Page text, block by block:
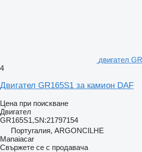
двигател
4
Двигател GR165S1 за камион DAF
Цена при поискване
Двигател
GR165S1,SN:21797154
Португалия, ARGONCILHE
Manaiacar
Свържете се с продавача